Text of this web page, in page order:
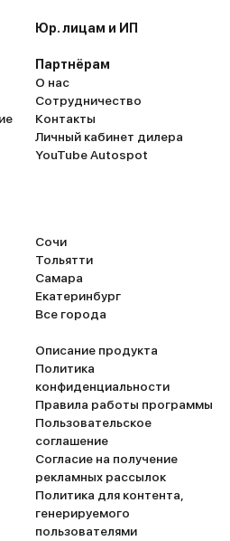
Юр. лицам и ИП
Партнёрам
О нас
Сотрудничество
Контакты
Личный кабинет дилера
YouTube Autospot
Сочи
Тольятти
Самара
Екатеринбург
Все города
Описание продукта
Политика
конфиденциальности
Правила работы программы
Пользовательское
соглашение
Согласие на получение
рекламных рассылок
Политика для контента,
генерируемого
пользователями